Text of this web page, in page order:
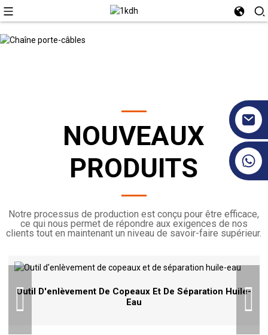
+86 17351130120
NOUVEAUX
PRODUITS
Notre processus de production est conçu pour être efficace,
ce qui nous permet de répondre aux exigences de nos
clients tout en maintenant un niveau de savoir-faire supérieur.
Outil D'enlèvement De Copeaux Et De Séparation Huile-
Eau